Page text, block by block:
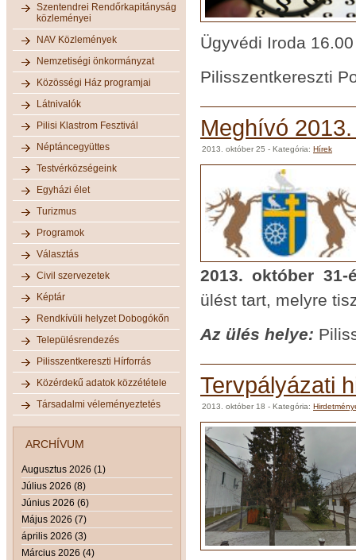
Szentendrei Rendőrkapitányság
közleményei
NAV Közlemények
Nemzetiségi önkormányzat
Közösségi Ház programjai
Látnivalók
Pilisi Klastrom Fesztivál
Néptáncegyüttes
Testvérközségeink
Egyházi élet
Turizmus
Programok
Választás
Civil szervezetek
Képtár
Rendkívüli helyzet Dobogókőn
Településrendezés
Pilisszentkereszti Hírforrás
Közérdekű adatok közzététele
Társadalmi véleményeztetés
ARCHÍVUM
Augusztus 2026 (1)
Július 2026 (8)
Június 2026 (6)
Május 2026 (7)
április 2026 (3)
Március 2026 (4)
Ügyvédi Iroda
Pilisszentkereszti
Meghívó
2013. október 25 - Kategória: Hírek
2013. október
ülést tart, melyre
Az ülés helye:
Tervpályázati
2013. október 18 - Kategória: